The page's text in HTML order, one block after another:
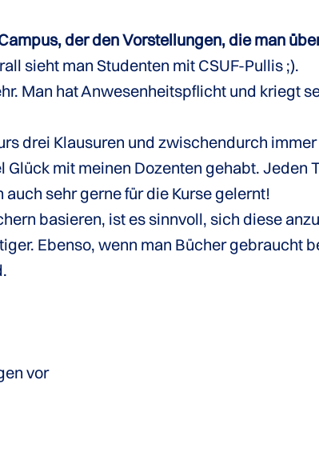
der den Vorstellungen, die man
sieht man Studenten mit CSUF-Pullis ;).
Man hat Anwesenheitspflicht und kriegt
drei Klausuren und zwischendurch
Glück mit meinen Dozenten gehabt. Jeden
sehr gerne für die Kurse gelernt!
basieren, ist es sinnvoll, sich diese
Ebenso, wenn man Bücher gebraucht
vor